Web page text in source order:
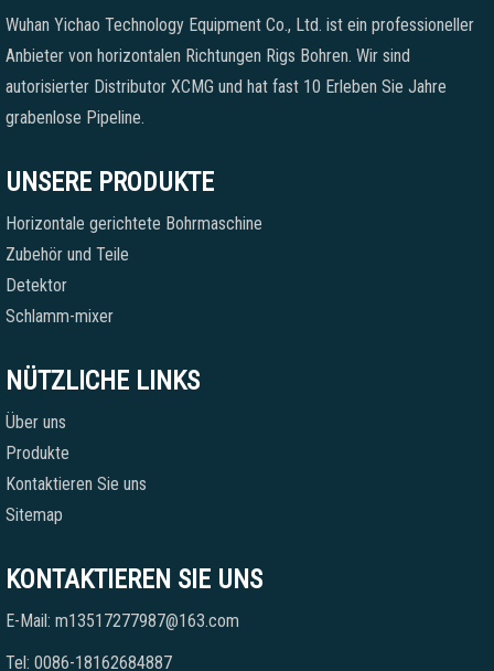
Wuhan Yichao Technology Equipment Co., Ltd. ist ein professioneller
Anbieter von horizontalen Richtungen Rigs Bohren. Wir sind
autorisierter Distributor XCMG und hat fast 10 Erleben Sie Jahre
grabenlose Pipeline.
UNSERE PRODUKTE
Horizontale gerichtete Bohrmaschine
Zubehör und Teile
Detektor
Schlamm-mixer
NÜTZLICHE LINKS
Über uns
Produkte
Kontaktieren Sie uns
Sitemap
KONTAKTIEREN SIE UNS
E-Mail: m13517277987@163.com
Tel: 0086-18162684887